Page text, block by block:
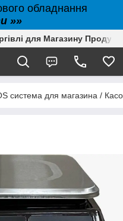
обладнання
»»
для Магазину
система для магазина /